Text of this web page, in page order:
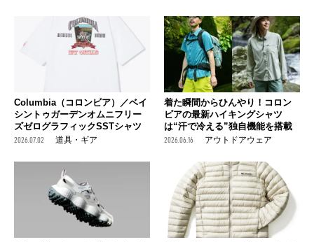
Columbia（コロンビア）／ベイ
シントゥガーデンオムニフリー
ズゼログラフィックSSTシャツ
2026.07.02 道具・ギア
着た瞬間からひんやり！コロン
ビアの最新ハイキングシャツ
は“汗で冷える”独自機能を搭載
2026.06.16 アウトドアウェア